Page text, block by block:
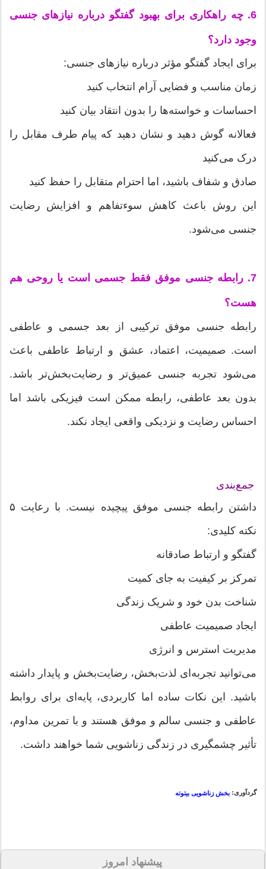
6. چه راهکاری برای بهبود گفتگو درباره نیازهای جنسی
وجود دارد؟
برای ایجاد گفتگو مؤثر درباره نیازهای جنسی:
زمان مناسب و فضایی آرام انتخاب کنید
احساسات و خواسته‌ها را بدون انتقاد بیان کنید
فعالانه گوش دهید و نشان دهید که پیام طرف مقابل را
درک می‌کنید
صادق و شفاف باشید، اما احترام متقابل را حفظ کنید
این روش باعث کاهش سوءتفاهم و افزایش رضایت
جنسی می‌شود.
7. رابطه جنسی موفق فقط جسمی است یا روحی هم
هست؟
رابطه جنسی موفق ترکیبی از بعد جسمی و عاطفی
است. صمیمیت، اعتماد، عشق و ارتباط عاطفی باعث
می‌شود تجربه جنسی عمیق‌تر و رضایت‌بخش‌تر باشد.
بدون بعد عاطفی، رابطه ممکن است فیزیکی باشد اما
احساس رضایت و نزدیکی واقعی ایجاد نکند.
جمع‌بندی
داشتن رابطه جنسی موفق پیچیده نیست. با رعایت ۵
نکته کلیدی:
گفتگو و ارتباط صادقانه
تمرکز بر کیفیت به جای کمیت
شناخت بدن خود و شریک زندگی
ایجاد صمیمیت عاطفی
مدیریت استرس و انرژی
می‌توانید تجربه‌ای لذت‌بخش، رضایت‌بخش و پایدار داشته
باشید. این نکات ساده اما کاربردی، پایه‌ای برای روابط
عاطفی و جنسی سالم و موفق هستند و با تمرین مداوم،
تأثیر چشمگیری در زندگی زناشویی شما خواهند داشت.
گردآوری: بخش زناشویی بیتوته
پیشنهاد امروز